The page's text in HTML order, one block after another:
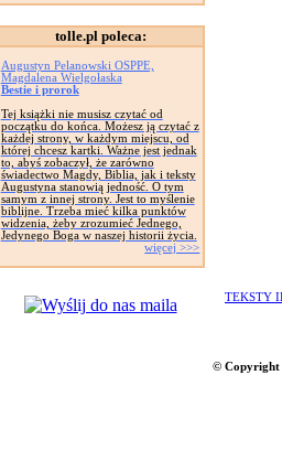
tolle.pl poleca:
Augustyn Pelanowski OSPPE,
Magdalena Wielgołaska
Bestie i prorok
Tej książki nie musisz czytać od
początku do końca. Możesz ją czytać z
każdej strony, w każdym miejscu, od
której chcesz kartki. Ważne jest jednak
to, abyś zobaczył, że zarówno
świadectwo Magdy, Biblia, jak i teksty
Augustyna stanowią jedność. O tym
samym z innej strony. Jest to myślenie
biblijne. Trzeba mieć kilka punktów
widzenia, żeby zrozumieć Jednego,
Jedynego Boga w naszej historii życia.
więcej >>>
TEKSTY
© Copyright